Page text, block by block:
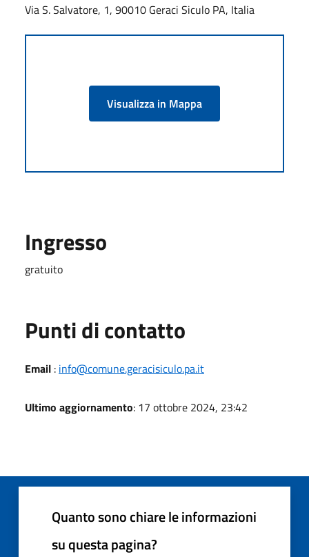
Via S. Salvatore, 1, 90010 Geraci Siculo PA, Italia
Visualizza in Mappa
Ingresso
gratuito
Punti di contatto
Email : info@comune.geracisiculo.pa.it
Ultimo aggiornamento: 17 ottobre 2024, 23:42
Quanto sono chiare le informazioni
su questa pagina?